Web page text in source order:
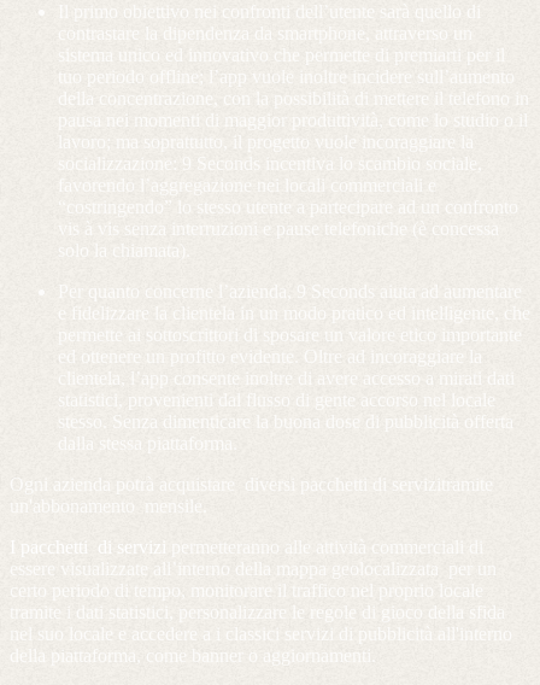
Il primo obiettivo nei confronti dell’utente sarà quello di
contrastare la dipendenza da smartphone, attraverso un
sistema unico ed innovativo che permette di premiarti per il
tuo periodo offline; l’app vuole inoltre incidere sull’aumento
della concentrazione, con la possibilità di mettere il telefono in
pausa nei momenti di maggior produttività, come lo studio o il
lavoro; ma soprattutto, il progetto vuole incoraggiare la
socializzazione
: 9 Seconds incentiva lo scambio sociale,
favorendo l’aggregazione nei locali commerciali e
“costringendo” lo stesso utente a partecipare ad un confronto
vis à vis senza interruzioni e pause telefoniche (è concessa
solo la chiamata).
Per quanto concerne l’azienda, 9 Seconds aiuta ad
aumentare
e fidelizzare la clientela in un modo pratico ed intelligente
, che
permette ai sottoscrittori di sposare un valore etico importante
ed ottenere un profitto evidente. Oltre ad incoraggiare la
clientela, l’app consente inoltre di
avere accesso a mirati dati
statistici
, provenienti dal flusso di gente accorso nel locale
stesso. Senza dimenticare la
buona dose di pubblicità offerta
dalla stessa piattaforma.
Ogni azienda potrà acquistare diversi pacchetti di servizitramite
un'abbonamento mensile.
I pacchetti di servizi permetteranno alle attività commerciali di
essere visualizzate all’interno della mappa geolocalizzata per un
certo periodo di tempo, monitorare il traffico nel proprio locale
tramite i dati statistici, personalizzare le regole di gioco della sfida
nel suo locale e accedere a i classici servizi di pubblicità all'interno
della piattaforma, come banner o aggiornamenti.